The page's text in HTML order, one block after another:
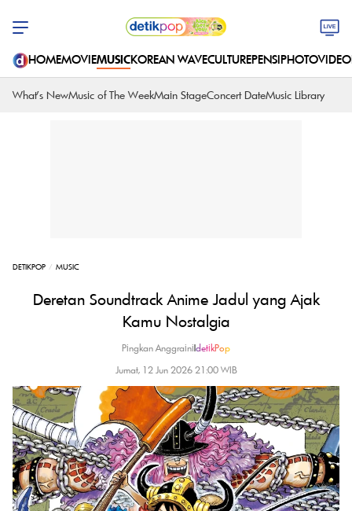
HOMEMOVIEMUSICKOREAN WAVECULTUREPENSIPHOTOVIDEO
What's NewMusic of The WeekMain StageConcert DateMusic Library
DETIKPOP MUSIC
Deretan Soundtrack Anime Jadul yang Ajak
Kamu Nostalgia
Pingkan Anggraini|detikPop
Jumat, 12 Jun 2026 21:00 WIB